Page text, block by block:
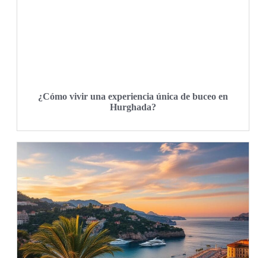
¿Cómo vivir una experiencia única de buceo en
Hurghada?